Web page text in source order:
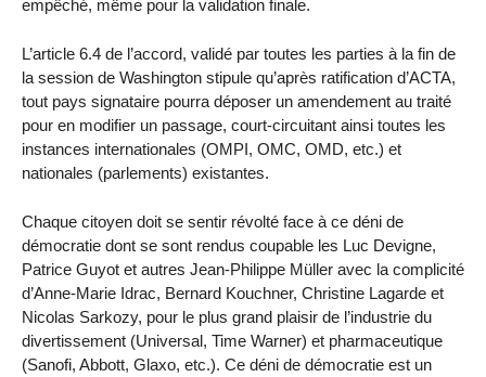
empêché, même pour la validation finale.
L’article 6.4 de l’accord, validé par toutes les parties à la fin de
la session de Washington stipule qu’après ratification d’ACTA,
tout pays signataire pourra déposer un amendement au traité
pour en modifier un passage, court-circuitant ainsi toutes les
instances internationales (OMPI, OMC, OMD, etc.) et
nationales (parlements) existantes.
Chaque citoyen doit se sentir révolté face à ce déni de
démocratie dont se sont rendus coupable les Luc Devigne,
Patrice Guyot et autres Jean-Philippe Müller avec la complicité
d’Anne-Marie Idrac, Bernard Kouchner, Christine Lagarde et
Nicolas Sarkozy, pour le plus grand plaisir de l’industrie du
divertissement (Universal, Time Warner) et pharmaceutique
(Sanofi, Abbott, Glaxo, etc.). Ce déni de démocratie est un